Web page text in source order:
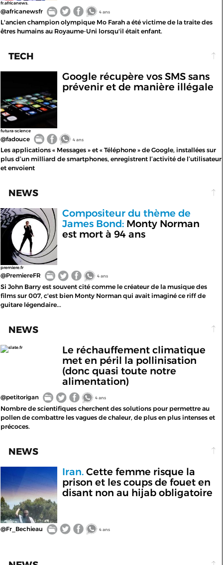
fr.africanews.
@africanewsfr 4 ans
L'ancien champion olympique Mo Farah a été victime de la traite des
êtres humains au Royaume-Uni lorsqu'il était enfant.
TECH
futura-science
Google récupère vos SMS sans
prévenir et de manière illégale
@fadouce 4 ans
Les applications « Messages » et « Téléphone » de Google, installées sur
plus d’un milliard de smartphones, enregistrent l’activité de l’utilisateur
et envoient
NEWS
premiere.fr
Compositeur du thème de
James Bond:Monty Norman
est mort à 94 ans
@PremiereFR 4 ans
Si John Barry est souvent cité comme le créateur de la musique des
films sur 007, c'est bien Monty Norman qui avait imaginé ce riff de
guitare légendaire...
NEWS
slate.fr
Le réchauffement climatique
met en péril la pollinisation
(donc quasi toute notre
alimentation)
@petitorigan 4 ans
Nombre de scientifiques cherchent des solutions pour permettre au
pollen de combattre les vagues de chaleur, de plus en plus intenses et
précoces.
NEWS
Iran.Cette femme risque la
prison et les coups de fouet en
disant non au hijab obligatoire
@Fr_Bechieau 4 ans